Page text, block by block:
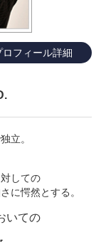
立。
しての
に愕然とする。
いての
フィール詳細